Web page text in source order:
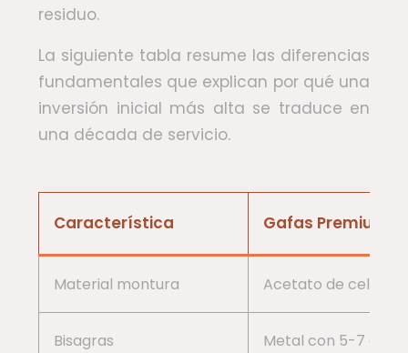
residuo.
La siguiente tabla resume las diferencias
fundamentales que explican por qué una
inversión inicial más alta se traduce en
una década de servicio.
Característica Gafas Premium
Material montura Acetato de
Bisagras Metal con 5-7